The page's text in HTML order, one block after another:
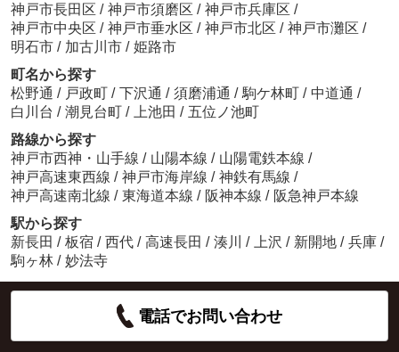
神戸市長田区 / 神戸市須磨区 / 神戸市兵庫区 /
神戸市中央区 / 神戸市垂水区 / 神戸市北区 / 神戸市灘区 /
明石市 / 加古川市 / 姫路市
町名から探す
松野通 / 戸政町 / 下沢通 / 須磨浦通 / 駒ケ林町 / 中道通 /
白川台 / 潮見台町 / 上池田 / 五位ノ池町
路線から探す
神戸市西神・山手線 / 山陽本線 / 山陽電鉄本線 /
神戸高速東西線 / 神戸市海岸線 / 神鉄有馬線 /
神戸高速南北線 / 東海道本線 / 阪神本線 / 阪急神戸本線
駅から探す
新長田 / 板宿 / 西代 / 高速長田 / 湊川 / 上沢 / 新開地 / 兵庫 /
駒ヶ林 / 妙法寺
電話でお問い合わせ